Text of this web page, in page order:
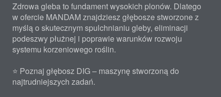
Zdrowa gleba to fundament wysokich plonów. Dlatego
w ofercie MANDAM znajdziesz głębosze stworzone z
myślą o skutecznym spulchnianiu gleby, eliminacji
podeszwy płużnej i poprawie warunków rozwoju
systemu korzeniowego roślin.
⭐ Poznaj głębosz DIG – maszynę stworzoną do
najtrudniejszych zadań.